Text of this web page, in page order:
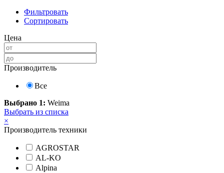
Фильтровать
Сортировать
Цена
Производитель
Все
Выбрано 1: Weima
Выбрать из списка
×
Производитель техники
AGROSTAR
AL-KO
Alpina